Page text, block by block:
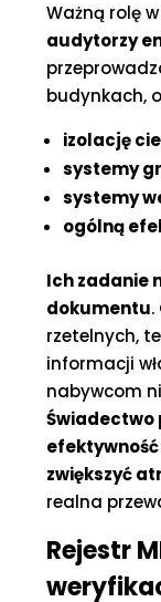
Ważną rolę
audytorzy
budynkach,
izolację
systemy
systemy
ogólną
Ich zadanie
dokumentu
rzetelnych,
informacji
nabywcom
Świadectwo
zwiększyć
realna
Rejestr